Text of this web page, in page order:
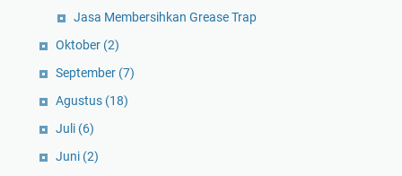
Jasa Membersihkan Grease Trap
Oktober (2)
September (7)
Agustus (18)
Juli (6)
Juni (2)